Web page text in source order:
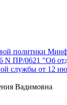
политики
ПР/0621 "Об
службы от 12
Вадимовна